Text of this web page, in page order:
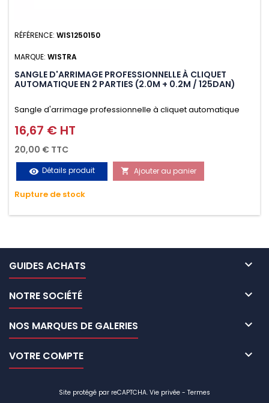
RÉFÉRENCE: WIS1250150
MARQUE: WISTRA
SANGLE D'ARRIMAGE PROFESSIONNELLE À CLIQUET
AUTOMATIQUE EN 2 PARTIES (2.0M + 0.2M / 125DAN)
Sangle d'arrimage professionnelle à cliquet automatique
avec crochet S en 2 parties (2.0M + 0.2M / 125daN), simple et
rapide d'utilisation. Permet d'arrimer et de sécuriser
vos chargements pendant le transport. Matière polyester
très résistante aux UV et aux variations de températures,
n'absorbe pas l'eau.
Prix
16,67 € HT
20,00 € TTC
visibility Détails produit  Ajouter au panier
Rupture de stock
GUIDES ACHATS 
NOTRE SOCIÉTÉ 
NOS MARQUES DE GALERIES 
VOTRE COMPTE 
Site protégé par reCAPTCHA. Vie privée - Termes